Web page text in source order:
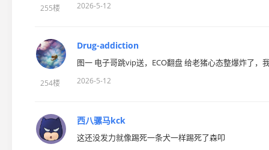
255楼 2026-5-12
254楼
Drug-addiction
图一 电子哥跳vip送，ECO翻盘 给老猪心态整爆炸了，
2026-5-12
西八骡马kck
这还没发力就像踢死一条犬一样踢死了森叩